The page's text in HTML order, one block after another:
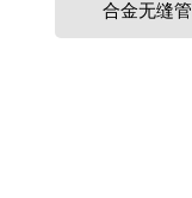
合金无缝管